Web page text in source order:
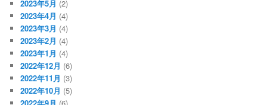
2023年5月 (2)
2023年4月 (4)
2023年3月 (4)
2023年2月 (4)
2023年1月 (4)
2022年12月 (6)
2022年11月 (3)
2022年10月 (5)